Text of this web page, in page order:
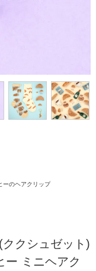
ーのヘアクリップ
クシュゼット)
ー ミニヘアク